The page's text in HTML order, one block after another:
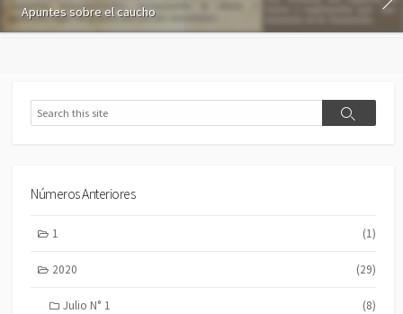
Apuntes sobre el caucho
Search
Search
Números Anteriores
1 (1)
2020 (29)
Julio N° 1 (8)